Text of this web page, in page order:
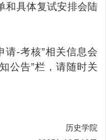
和具体复试安排会陆
请-考核”相关信息会
公告”栏，请随时关
历史学院